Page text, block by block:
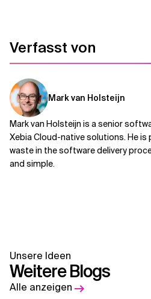
Verfasst von
Mark van Holsteijn
Mark van Holsteijn is a senior
Xebia Cloud-native solutions. He
waste in the software delivery
and simple.
Unsere Ideen
Weitere Blogs
Alle anzeigen